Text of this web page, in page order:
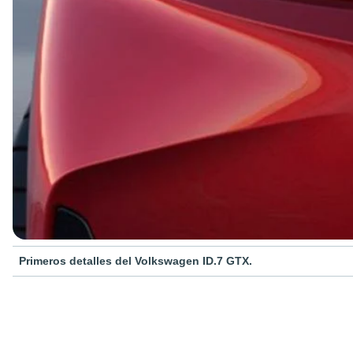
Primeros detalles del Volkswagen ID.7 GTX.